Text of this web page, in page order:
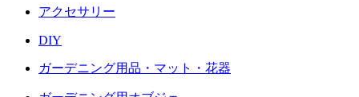
アクセサリー
DIY
ガーデニング用品・マット・花器